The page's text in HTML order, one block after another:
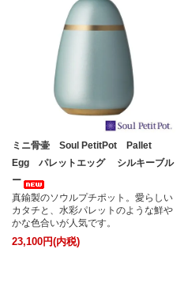
ミニ骨壷 Soul PetitPot Pallet
Egg パレットエッグ シルキーブル
ー
真鍮製のソウルプチポット。愛らしい
カタチと、水彩パレットのような鮮や
かな色合いが人気です。
23,100円(内税)